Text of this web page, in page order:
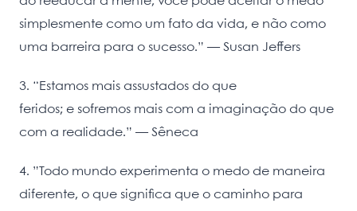
simplesmente como um fato da vida, e não como
uma barreira para o sucesso.” ― Susan Jeffers
3. “Estamos mais assustados do que
feridos; e sofremos mais com a imaginação do que
com a realidade.” — Sêneca
4. ”Todo mundo experimenta o medo de maneira
diferente, o que significa que o caminho para